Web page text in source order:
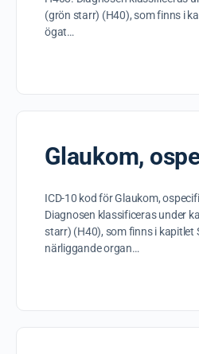
(grön starr) (H40), som finns i
ögat…
Glaukom,
ICD-10 kod för Glaukom,
Diagnosen klassificeras under
starr) (H40), som finns i kapitlet
närliggande organ…